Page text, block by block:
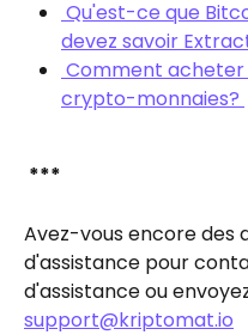
devez savoir
crypto-monnaies?
***
Avez-vous encore des
d'assistance pour
d'assistance ou
support@kriptomat.io